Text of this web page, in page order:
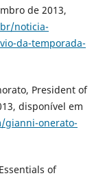
de 2013,
noticia-
da-temporada-
President of
disponível em
gianni-onerato-
of